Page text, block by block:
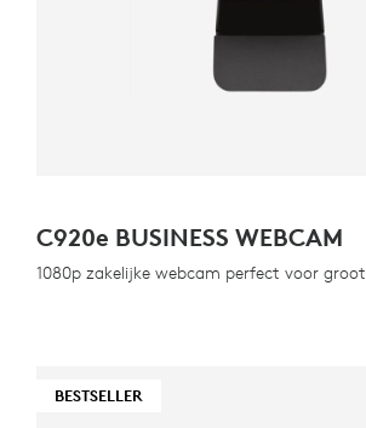
C920e BUSINESS WEBCAM
1080p zakelijke webcam perfect voor
BESTSELLER